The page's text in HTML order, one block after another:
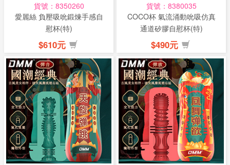
貨號：8350260
愛麗絲 負壓吸吮鍛煉手感自
慰杯(特)
$610元
貨號：8380035
COCO杯 氣流涌動吮吸仿真
通道矽膠自慰杯(特)
$490元